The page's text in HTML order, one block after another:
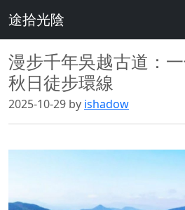
途拾光陰
漫步千年吳越古道：
秋日徒步環線
2025-10-29 by ishadow